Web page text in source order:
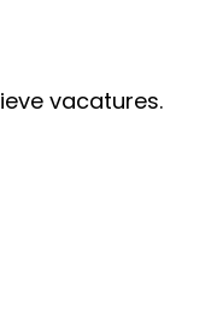
vacatures.